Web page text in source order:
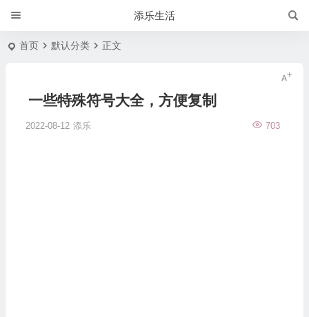
添乐生活
首页 默认分类 正文
一些特殊符号大全，方便复制
2022-08-12 添乐 703